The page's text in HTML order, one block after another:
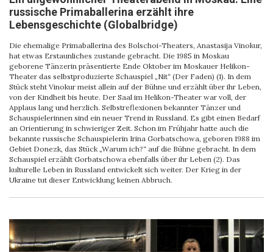
russische Primaballerina erzählt ihre
Lebensgeschichte (Globalbridge)
Die ehemalige Primaballerina des Bolschoi-Theaters, Anastasija Vinokur,
hat etwas Erstaunliches zustande gebracht. Die 1985 in Moskau
geborene Tänzerin präsentierte Ende Oktober im Moskauer Helikon-
Theater das selbstproduzierte Schauspiel „Nit“ (Der Faden) (1). In dem
Stück steht Vinokur meist allein auf der Bühne und erzählt über ihr Leben,
von der Kindheit bis heute. Der Saal im Helikon-Theater war voll, der
Applaus lang und herzlich. Selbstreflexionen bekannter Tänzer und
Schauspielerinnen sind ein neuer Trend in Russland. Es gibt einen Bedarf
an Orientierung in schwieriger Zeit. Schon im Frühjahr hatte auch die
bekannte russische Schauspielerin Irina Gorbatschowa, geboren 1988 im
Gebiet Donezk, das Stück „Warum ich?“ auf die Bühne gebracht. In dem
Schauspiel erzählt Gorbatschowa ebenfalls über ihr Leben (2). Das
kulturelle Leben in Russland entwickelt sich weiter. Der Krieg in der
Ukraine tut dieser Entwicklung keinen Abbruch.